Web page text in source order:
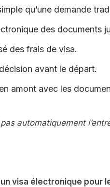
qu’une demande
des documents
des frais de visa.
avant le départ.
amont avec les
pas automatiquement
visa électronique pour